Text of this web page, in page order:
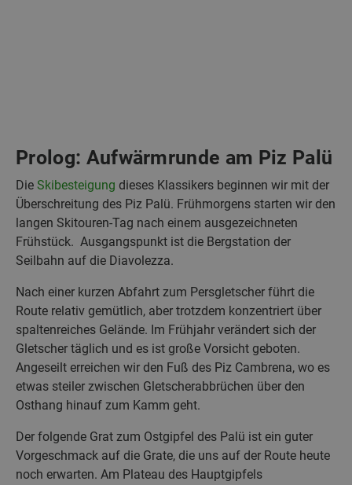
Prolog: Aufwärmrunde am Piz Palü
Die Skibesteigung dieses Klassikers beginnen wir mit der
Überschreitung des Piz Palü. Frühmorgens starten wir den
langen Skitouren-Tag nach einem ausgezeichneten
Frühstück. Ausgangspunkt ist die Bergstation der
Seilbahn auf die Diavolezza.
Nach einer kurzen Abfahrt zum Persgletscher führt die
Route relativ gemütlich, aber trotzdem konzentriert über
spaltenreiches Gelände. Im Frühjahr verändert sich der
Gletscher täglich und es ist große Vorsicht geboten.
Angeseilt erreichen wir den Fuß des Piz Cambrena, wo es
etwas steiler zwischen Gletscherabbrüchen über den
Osthang hinauf zum Kamm geht.
Der folgende Grat zum Ostgipfel des Palü ist ein guter
Vorgeschmack auf die Grate, die uns auf der Route heute
noch erwarten. Am Plateau des Hauptgipfels